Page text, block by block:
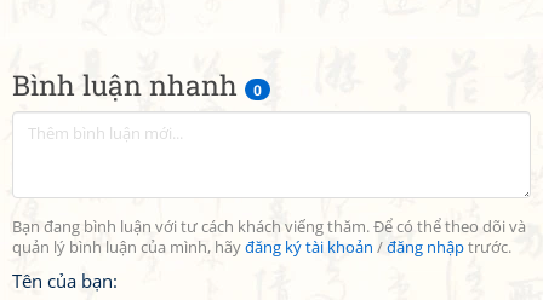
Bình luận nhanh 0
Bạn đang bình luận với tư cách khách viếng thăm. Để có thể theo dõi và
quản lý bình luận của mình, hãyđăng ký tài khoản /đăng nhậptrước.
Tên của bạn: